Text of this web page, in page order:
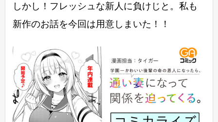
しかし！フレッシュな新人に負けじと。私も
新作のお話を今回は用意しまいた！！